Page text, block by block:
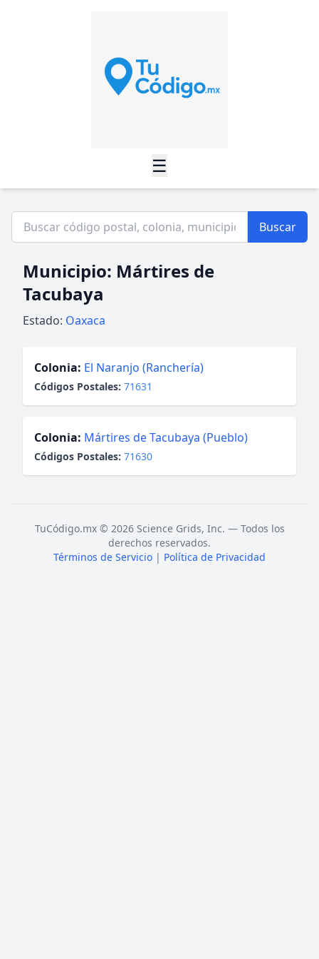
☰
Buscar
Municipio: Mártires de
Tacubaya
Estado: Oaxaca
Colonia: El Naranjo (Ranchería)
Códigos Postales: 71631
Colonia: Mártires de Tacubaya (Pueblo)
Códigos Postales: 71630
TuCódigo.mx © 2026 Science Grids, Inc. — Todos los
derechos reservados.
Términos de Servicio | Política de Privacidad